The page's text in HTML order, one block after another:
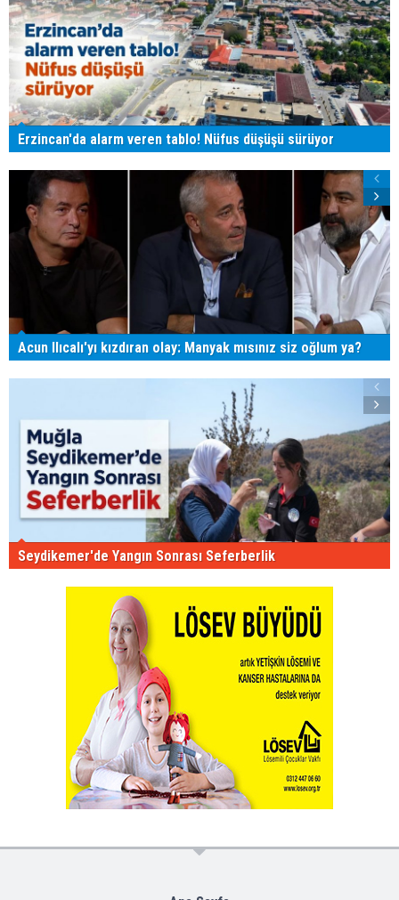
Erzincan'da alarm veren tablo! Nüfus düşüşü sürüyor
Acun Ilıcalı'yı kızdıran olay: Manyak mısınız siz oğlum ya?
Seydikemer'de Yangın Sonrası Seferberlik